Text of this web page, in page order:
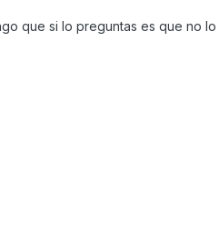
que si lo preguntas es que no lo